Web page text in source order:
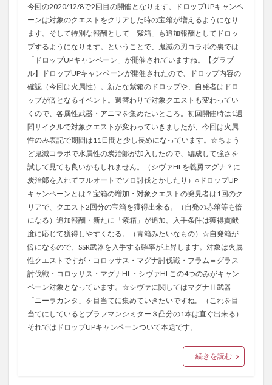
今回の2020/12/8で2回目の開催となります。ドロップUPキャンペ
ーンは対象のクエストをクリアした時の宝箱が増えるようになり
ます。そして特別な報酬として「紫箱」も追加報酬としてドロッ
プするようになります。ということで、鬼滅の刃コラボの裏では
「ドロップUPキャンペーン」が開催されていますね。【グラブ
ル】ドロップUPキャンペーンが開催されたので、ドロップ内容の
確認（今回は火属性）。新たな紫箱のドロップや、自発者はドロ
ップが倍となるイベント。週替わりで対象クエストも変わってい
くので、各属性武器・アニマを集めたいところ。初回開催時は1週
間サイクルで対象クエストが変わっていきましたが、今回は火属
性のみ表記で期間は11日間と少し長めになっています。☆ちょう
ど鬼滅コラボで水属性の炭治郞が加入したので、編成して強さを
試して見ても良いかもしれません。（シヴァHLを義勇マグナ？に
炭治郞を入れてフルオートでソロ討伐とかしたり）○ドロップUP
キャンペーンとは？宝箱の増加・対象クエストの発見者は1回のク
リアで、クエスト2回分の宝箱を獲得出来る。（自発の赤箱等も倍
になる）追加報酬・新たに「紫箱」が追加。入手条件は獲得貢献
度に応じて獲得しやすくなる。（青箱みたいなもの）☆自発箱が
倍になるので、SSR武器を入手する確率が上昇します。対象は火属
性クエストですが・コロッサス・マグナ討伐戦・フラム＝グラス
討伐戦・コロッサス・マグナHL・シヴァHLこの4つのみがキャン
ペーン対象となっています。☆シヴァに関してはマグナⅡ武器
「ニーラカンタ」を目当てに集めていきたいですね。（これを目
当てにしているとブラフマンシミター３凸分の1本は直ぐ出来る）
それではドロップUPキャンペーンついて本題です。
続きを読む